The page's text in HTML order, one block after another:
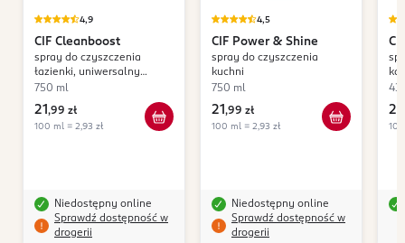
4,9
CIF Cleanboost
spray do czyszczenia
łazienki, uniwersalny
odkamieniacz
750 ml
21 ,99 zł
100 ml = 2,93 zł
Niedostępny online
Sprawdź dostępność w
drogerii
4,5
CIF Power & Shine
spray do czyszczenia
kuchni
750 ml
21 ,99 zł
100 ml = 2,93 zł
Niedostępny online
Sprawdź dostępność w
drogerii
CIF
22
100